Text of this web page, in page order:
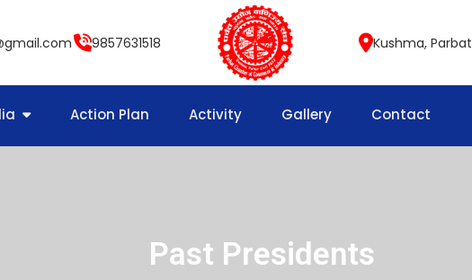
9857631518 Kushma, Parbat
Action Plan Activity Gallery Contact
Past Presidents